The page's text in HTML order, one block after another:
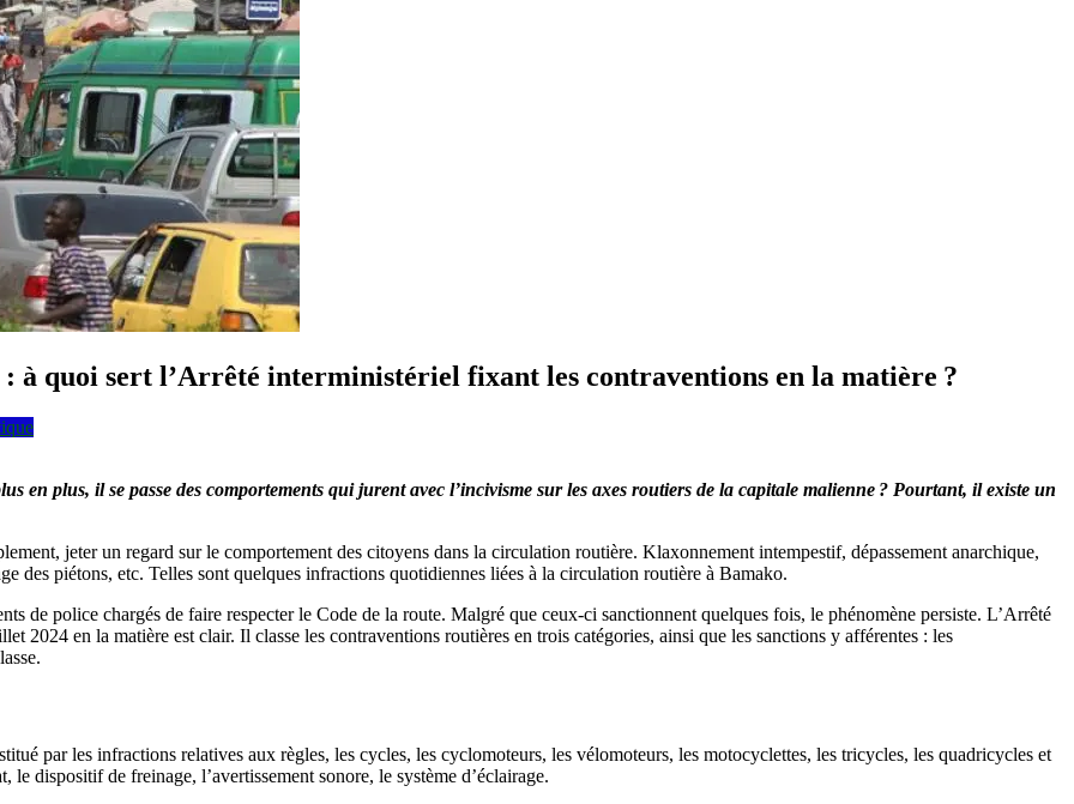
à quoi sert l’Arrêté interministériel fixant les contraventions en la matière ?
en plus, il se passe des comportements qui jurent avec l’incivisme sur les axes routiers de la capitale malienne ? Pourtant, il existe un
jeter un regard sur le comportement des citoyens dans la circulation routière. Klaxonnement intempestif, dépassement anarchique,
des piétons, etc. Telles sont quelques infractions quotidiennes liées à la circulation routière à Bamako.
de police chargés de faire respecter le Code de la route. Malgré que ceux-ci sanctionnent quelques fois, le phénomène persiste. L’Arrêté
en la matière est clair. Il classe les contraventions routières en trois catégories, ainsi que les sanctions y afférentes : les
par les infractions relatives aux règles, les cycles, les cyclomoteurs, les vélomoteurs, les motocyclettes, les tricycles, les quadricycles et
dispositif de freinage, l’avertissement sonore, le système d’éclairage.